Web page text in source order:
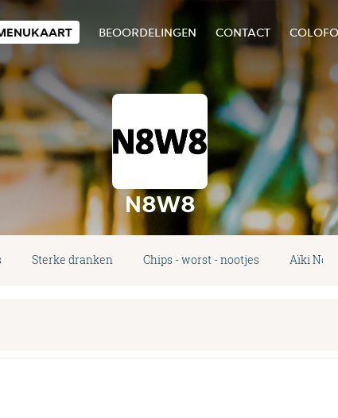
BEOORDELINGEN CONTACT
N8W8
Sterke dranken Chips - worst - nootjes Aïki